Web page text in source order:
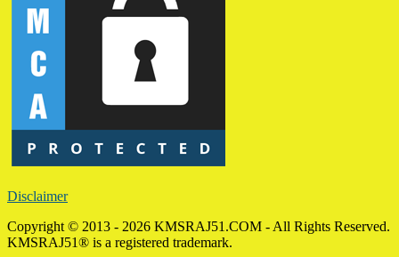
Disclaimer
Copyright © 2013 - 2026 KMSRAJ51.COM - All Rights Reserved.
KMSRAJ51® is a registered trademark.